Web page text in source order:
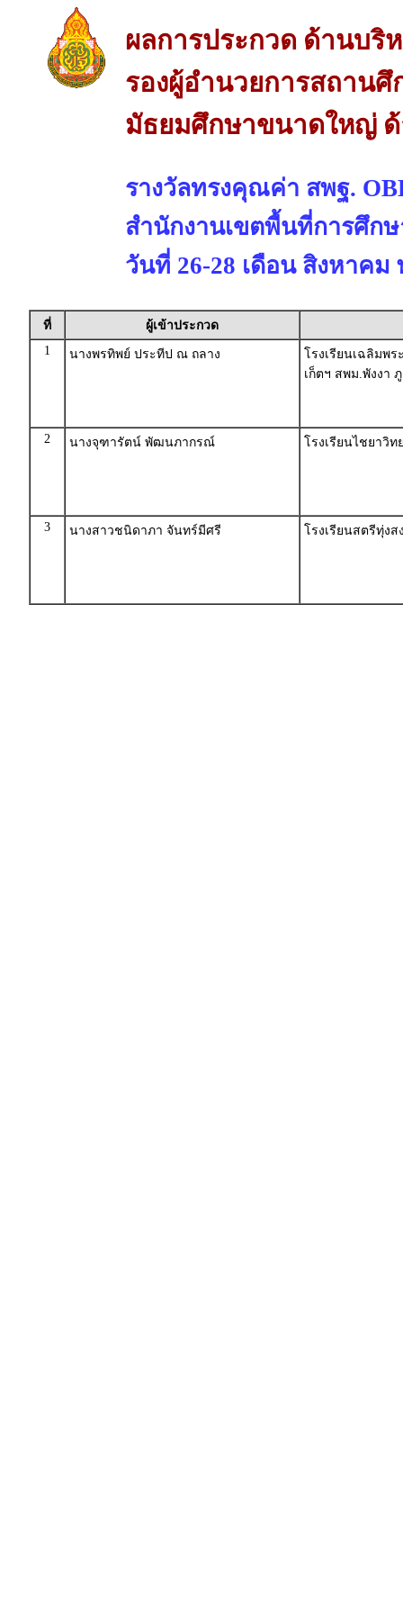
ผลการประกวด ด้านบริ
รองผู้อำนวยการสถานศึ
มัธยมศึกษาขนาดใหญ่
รางวัลทรงคุณค่า สพฐ.
สำนักงานเขตพื้นที่การศึก
วันที่ 26-28 เดือน สิงหาคม
ที่
ผู้เข้าประกวด
1
นางพรทิพย์ ประทีป ณ ถลาง
โรงเรียนเฉลิมพ
เก็ตฯ สพม.พังงา
2 นางจุฑารัตน์ พัฒนภากรณ์ โรงเรียนไชยาวิ
3 นางสาวชนิดาภา จันทร์มีศรี โรงเรียนสตรีทุ่ง